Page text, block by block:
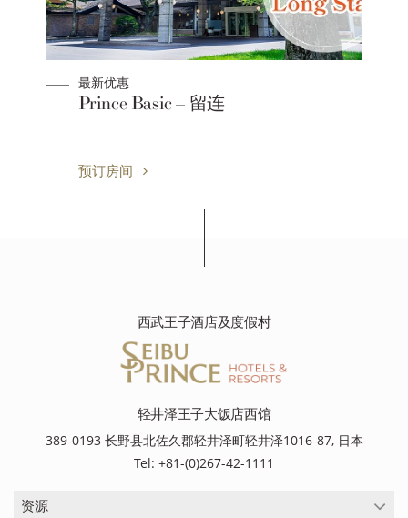
最新优惠
Prince Basic – 留连
预订房间
西武王子酒店及度假村
轻井泽王子大饭店西馆
389-0193 长野县北佐久郡轻井泽町轻井泽1016-87, 日本
Tel: +81-(0)267-42-1111
资源